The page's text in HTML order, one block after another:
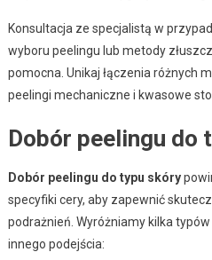
Konsultacja ze specjalistą w
wyboru peelingu lub metody
pomocna. Unikaj łączenia różnych
peelingi mechaniczne i kwasowe
Dobór peelingu do
Dobór peelingu do typu skóry
specyfiki cery, aby zapewnić
podrażnień. Wyróżniamy kilka
innego podejścia: